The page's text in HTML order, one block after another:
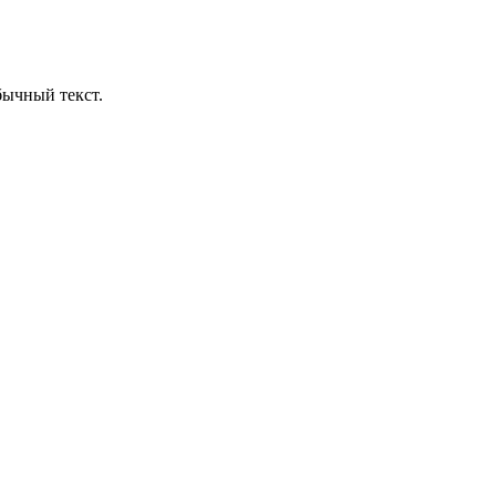
текст.